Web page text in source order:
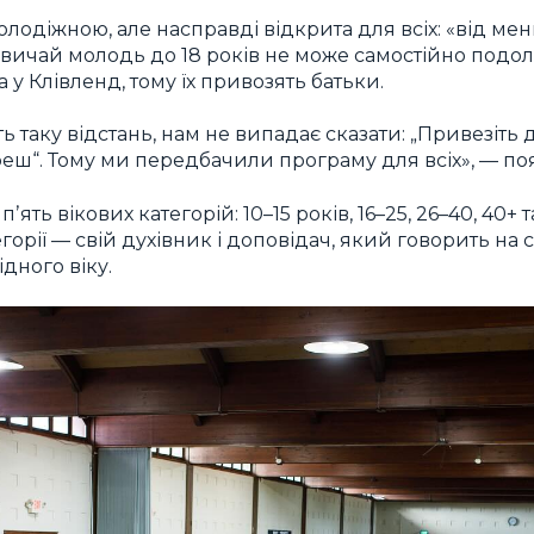
але насправді відкрита для всіх: «від
молодь до 18 років не може самостійно
Клівленд, тому їх привозять батьки.
відстань, нам не випадає сказати: „Привезіть
Тому ми передбачили програму для всіх», —
вікових категорій: 10–15 років, 16–25, 26–40,
— свій духівник і доповідач, який говорить на
віку.